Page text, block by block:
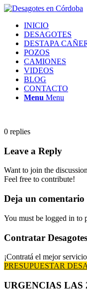
INICIO
DESAGOTES
DESTAPA
POZOS
CAMIONES
VIDEOS
BLOG
CONTACTO
Menu Menu
0 replies
Leave a Reply
Want to join the
Feel free to contribute!
Deja un comentario
You must be logged in to
Contratar Desagotes
¡Contratá el mejor
PRESUPUESTAR
URGENCIAS LAS